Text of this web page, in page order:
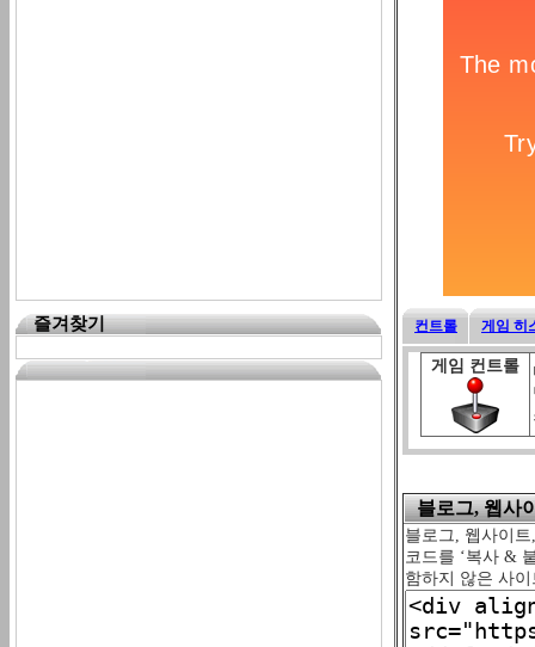
즐겨찾기 컨트롤 게임 히
게임 컨트롤
블로그, 웹사
블로그, 웹사이
코드를 ‘복사 &
함하지 않은 사